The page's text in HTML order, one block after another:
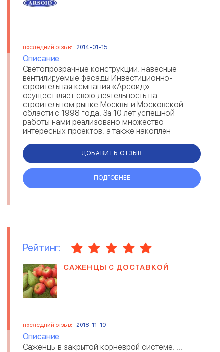
последний отзыв: 2014-01-15
Описание
Светопрозрачные конструкции, навесные
вентилируемые фасады Инвестиционно-
строительная компания «Арсоид»
осуществляет свою деятельность на
строительном рынке Москвы и Московской
области с 1998 года. За 10 лет успешной
работы нами реализовано множество
интересных проектов, а также накоплен
огромный опыт в области строительства.
Основным направлением ...
ДОБАВИТЬ ОТЗЫВ
ПОДРОБНЕЕ
Рейтинг:
САЖЕНЦЫ С ДОСТАВКОЙ
последний отзыв: 2018-11-19
Описание
Саженцы в закрытой корневрой системе. ...